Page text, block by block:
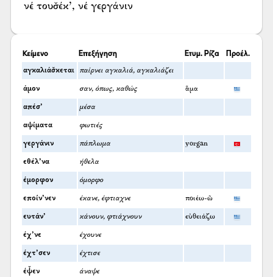
νέ τουσ̌έκ’, νέ γεργάνιν
Κείμενο Επεξήγηση Ετυμ. Ρίζα Προέλ.
αγκαλιάσ̌κεται παίρνει αγκαλιά, αγκαλιάζει
άμον σαν, όπως, καθώς ἅμα
απέσ’ μέσα
αψίματα φωτιές
γεργάνιν πάπλωμα yorgan
εθέλ’να ήθελα
έμορφον όμορφο
εποίν’νεν έκανε, έφτιαχνε ποιέω-ῶ
ευτάν’ κάνουν, φτιάχνουν εὐθειάζω
έχ’νε έχουνε
έχτ’σεν έχτισε
έψ̌εν άναψε